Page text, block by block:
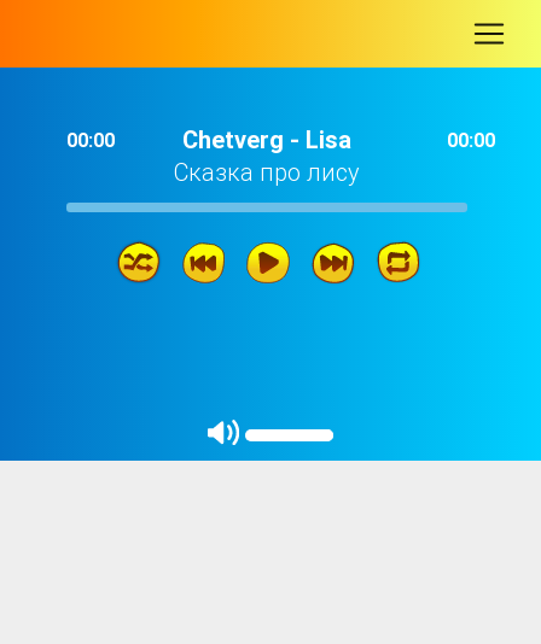
00:00
Chetverg - Lisa
Сказка про лису
00:00
Chetverg - Lisa